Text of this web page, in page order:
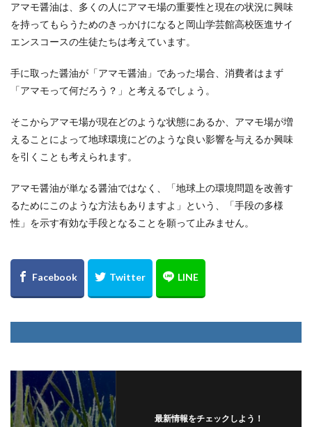
アマモ醤油は、多くの人にアマモ場の重要性と現在の状況に興味
を持ってもらうためのきっかけになると岡山学芸館高校医進サイ
エンスコースの生徒たちは考えています。
手に取った醤油が「アマモ醤油」であった場合、消費者はまず
「アマモって何だろう？」と考えるでしょう。
そこからアマモ場が現在どのような状態にあるか、アマモ場が増
えることによって地球環境にどのような良い影響を与えるか興味
を引くことも考えられます。
アマモ醤油が単なる醤油ではなく、「地球上の環境問題を改善す
るためにこのような方法もありますよ」という、「手段の多様
性」を示す有効な手段となることを願って止みません。
最新情報をチェックしよう！